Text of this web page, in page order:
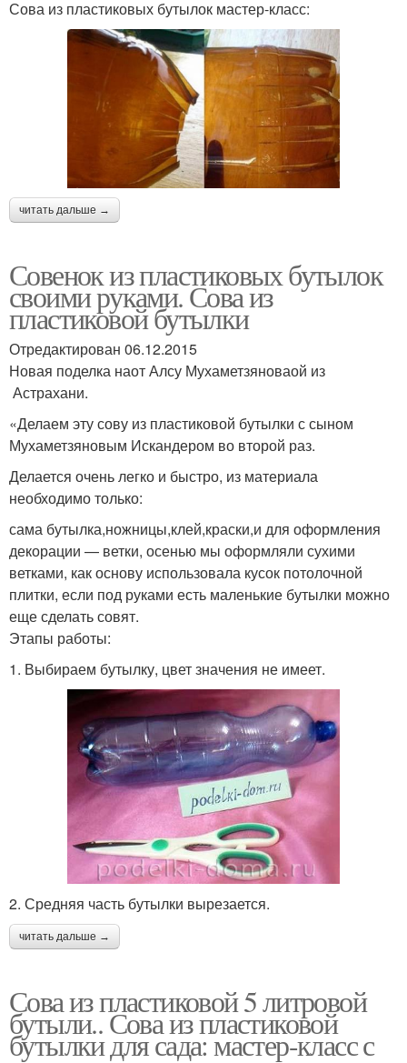
Сова из пластиковых бутылок мастер-класс:
читать дальше →
Совенок из пластиковых бутылок
своими руками. Сова из
пластиковой бутылки
Отредактирован 06.12.2015
Новая поделка наот Алсу Мухаметзяноваой из
Астрахани.
«Делаем эту сову из пластиковой бутылки с сыном
Мухаметзяновым Искандером во второй раз.
Делается очень легко и быстро, из материала
необходимо только:
сама бутылка,ножницы,клей,краски,и для оформления
декорации — ветки, осенью мы оформляли сухими
ветками, как основу использовала кусок потолочной
плитки, если под руками есть маленькие бутылки можно
еще сделать совят.
Этапы работы:
1. Выбираем бутылку, цвет значения не имеет.
2. Средняя часть бутылки вырезается.
читать дальше →
Сова из пластиковой 5 литровой
бутыли.. Сова из пластиковой
бутылки для сада: мастер-класс с